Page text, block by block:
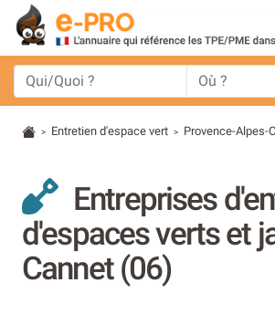
> Entretien d'espace vert > Provence-Alpes-
Entreprises
d'espaces verts et
Cannet (06)